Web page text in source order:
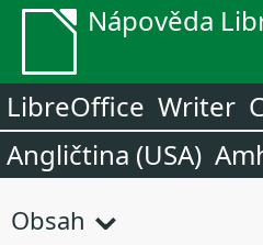
Nápověda
LibreOffice Writer
Angličtina (USA)
Obsah